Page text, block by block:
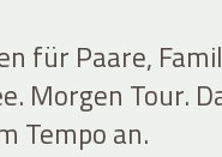
für Paare,
Morgen Tour.
Tempo an.